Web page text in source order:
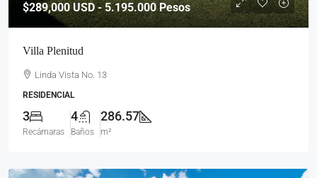
$289,000USD - 5.195.000 Pesos
Villa Plenitud
Linda Vista No. 13
RESIDENCIAL
3
Recámaras
4
Baños
286.57
m²